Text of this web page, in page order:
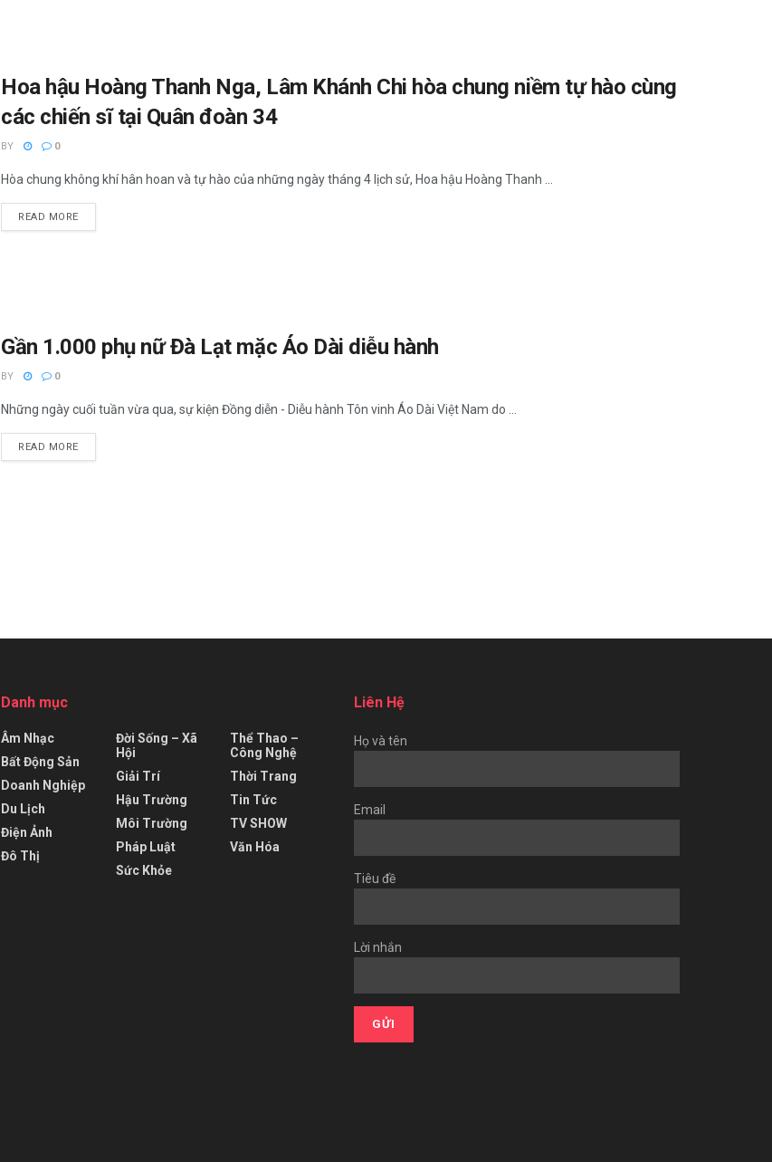
Hoa hậu Hoàng Thanh Nga, Lâm Khánh Chi hòa chung niềm tự hào cùng
các chiến sĩ tại Quân đoàn 34
BY 0
Hòa chung không khí hân hoan và tự hào của những ngày tháng 4 lịch sử, Hoa hậu Hoàng Thanh ...
READ MORE
Gần 1.000 phụ nữ Đà Lạt mặc Áo Dài diễu hành
BY 0
Những ngày cuối tuần vừa qua, sự kiện Đồng diễn - Diễu hành Tôn vinh Áo Dài Việt Nam do ...
READ MORE
Danh mục
Âm Nhạc
Bất Động Sản
Doanh Nghiệp
Du Lịch
Điện Ảnh
Đô Thị
Đời Sống – Xã
Hội
Giải Trí
Hậu Trường
Môi Trường
Pháp Luật
Sức Khỏe
Thể Thao –
Công Nghệ
Thời Trang
Tin Tức
TV SHOW
Văn Hóa
Liên Hệ
Họ và tên
Email
Tiêu đề
Lời nhắn